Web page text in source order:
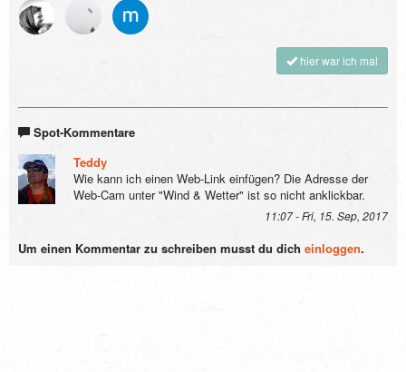
hier war ich mal
Spot-Kommentare
Teddy
Wie kann ich einen Web-Link einfügen? Die Adresse der
Web-Cam unter "Wind & Wetter" ist so nicht anklickbar.
11:07 - Fri, 15. Sep, 2017
Um einen Kommentar zu schreiben musst du dich einloggen.